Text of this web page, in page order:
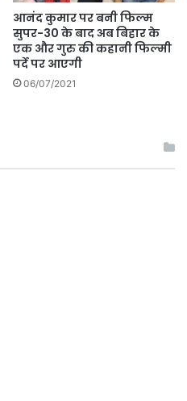
आनंद कुमार पर बनी फिल्म
सुपर-30 के बाद अब बिहार के
एक और गुरु की कहानी फिल्मी
पर्दे पर आएगी
06/07/2021